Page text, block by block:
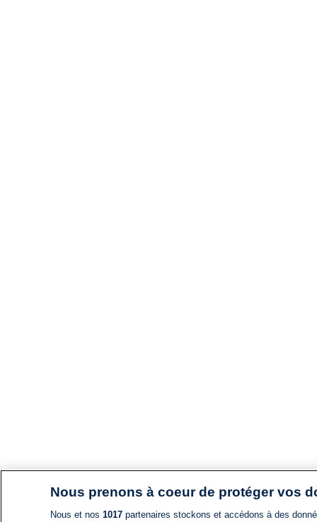
Nous prenons à coeur de protéger vos
Nous et nos 1017partenaires stockons et accédons à des